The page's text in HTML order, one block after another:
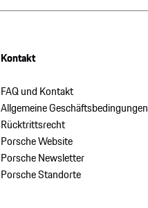
Kontakt
FAQ und Kontakt
Allgemeine Geschäftsbedingungen
Rücktrittsrecht
Porsche Website
Porsche Newsletter
Porsche Standorte